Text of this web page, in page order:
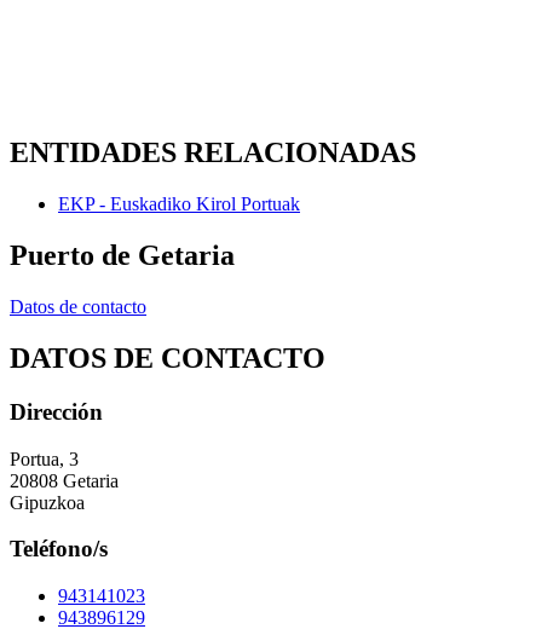
ENTIDADES RELACIONADAS
EKP - Euskadiko Kirol Portuak
Puerto de Getaria
Datos de contacto
DATOS DE CONTACTO
Dirección
Portua, 3
20808 Getaria
Gipuzkoa
Teléfono/s
943141023
943896129